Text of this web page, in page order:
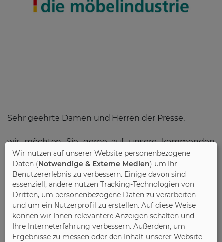
Sehr geehrte Damen und Herren der Presse,
wir möchten Sie gerne auf unsere kommenden
Pressekonferenzen hinweisen und bitten Sie, sich
die Termine schon jetzt vorzumerken:
Dienstag, 1. September 2026, um 11 Uhr in Köln:
Jahres-Wirtschaftspressekonferenz desVerbands
der Deutschen Möbelindustrie e. V.
Wir nutzen auf unserer Website personenbezogene
Daten (Notwendige & Externe Medien) um Ihr
Benutzererlebnis zu verbessern. Einige davon sind
essenziell, andere nutzen Tracking-Technologien von
Dritten, um personenbezogene Daten zu verarbeiten
und um ein Nutzerprofil zu erstellen. Auf diese Weise
können wir Ihnen relevantere Anzeigen schalten und
Ihre Interneterfahrung verbessern. Außerdem, um
Ergebnisse zu messen oder den Inhalt unserer Website